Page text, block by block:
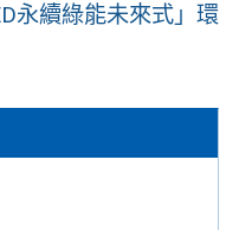
永續綠能未來式」環